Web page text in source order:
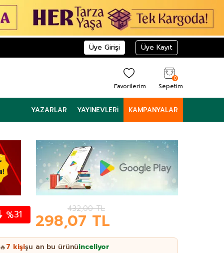
Üye Girişi Üye Kayıt
Favorilerim
0
Sepetim
YAZARLAR YAYINEVLERI KAMPANYALAR
%31 432,00TL
298,07 TL
🔥7 kişişu an bu ürünüinceliyor